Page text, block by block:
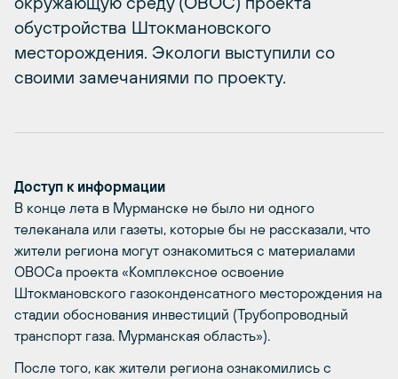
обустройства Штокмановского
месторождения. Экологи выступили со
своими замечаниями по проекту.
Доступ к информации
В конце лета в Мурманске не было ни одного
телеканала или газеты, которые бы не рассказали, что
жители региона могут ознакомиться с материалами
ОВОСа проекта «Комплексное освоение
Штокмановского газоконденсатного месторождения на
стадии обоснования инвестиций (Трубопроводный
транспорт газа. Мурманская область»).
После того, как жители региона ознакомились с